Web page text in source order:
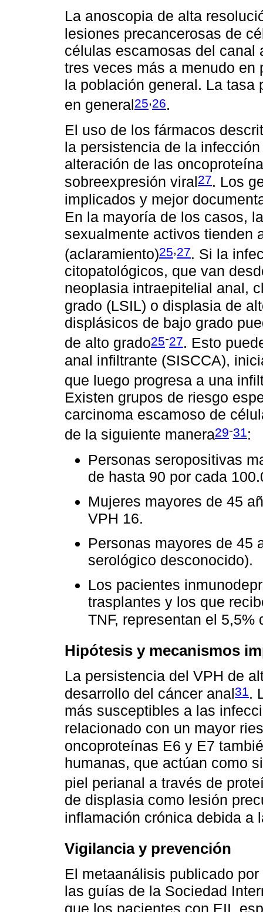
La anoscopia de alta
lesiones precancerosas de
células escamosas del canal
tres veces más a menudo en
la población general. La tasa
en general25,26.
El uso de los fármacos
la persistencia de la
alteración de las
sobreexpresión viral27. Los
implicados y mejor
En la mayoría de los casos,
sexualmente activos tienden
(aclaramiento)25 27. Si la
citopatológicos, que van
neoplasia intraepitelial anal,
grado (LSIL) o displasia de
displásicos de bajo grado
de alto grado25-27. Esto
anal infiltrante (SISCCA),
que luego progresa a una
Existen grupos de riesgo
carcinoma escamoso de
de la siguiente manera29-31:
Personas seropositivas
de hasta 90 por cada
Mujeres mayores de 45
VPH 16.
Personas mayores de 45
serológico desconocido).
Los pacientes
trasplantes y los que
TNF, representan el 5,5%
Hipótesis y mecanismos
La persistencia del VPH de
desarrollo del cáncer anal31.
más susceptibles a las
relacionado con un mayor
oncoproteínas E6 y E7
humanas, que actúan como
piel perianal a través de
de displasia como lesión
inflamación crónica debida a
Vigilancia y prevención
El metaanálisis publicado
las guías de la Sociedad
que los pacientes con EII,